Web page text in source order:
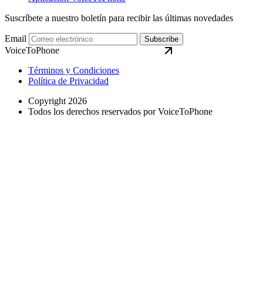
Suscríbete a nuestro boletín para recibir las últimas novedades
Email Subscribe
VoiceToPhone
Términos y Condiciones
Política de Privacidad
Copyright 2026
Todos los derechos reservados por VoiceToPhone